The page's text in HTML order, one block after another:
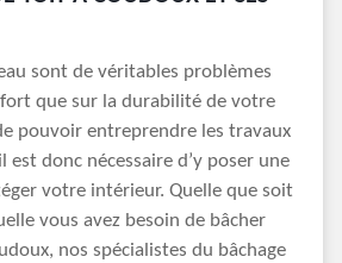
sont de véritables problèmes
que sur la durabilité de votre
pouvoir entreprendre les travaux
donc nécessaire d’y poser une
votre intérieur. Quelle que soit
vous avez besoin de bâcher
nos spécialistes du bâchage